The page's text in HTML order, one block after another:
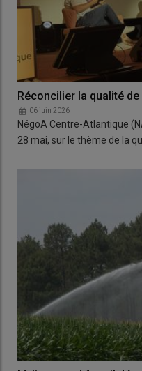
Réconcilier la qualité
06 juin 2026
NégoA Centre-Atlantique
28 mai, sur le thème de la